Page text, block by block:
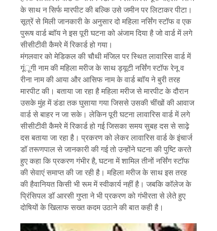
के साथ न सिर्फ मारपीट की बल्कि उसे जमीन पर लिटाकर पीटा।
सूत्रें से मिली जानकारी के अनुसार दो महिला नर्सिंग स्टॉफ व एक
पुरूष वार्ड ब्वॉय ने इस पूरी घटना को अंजाम दिया है जो वार्ड में लगे
सीसीटीवी कैमरे में रिकार्ड हो गया।
मंगलवार को मेडिकल की चौथी मंजिल पर स्थित लावारिस वार्ड में
गूंूगी नाम की महिला मरीज के साथ ड्यूटी नर्सिंग स्टॉफ रेनू व
रीना नाम की आया और आसिफ नाम के वार्ड ब्वॉय ने बुरी तरह
मारपीट की। बताया जा रहा है महिला मरीज से मारपीट के दौरान
उसके मुंह में डंडा तक घुसाया गया जिससे उसकी चींखों की आवाज
वार्ड से बाहर न जा सके। लेकिन पूरी घटना लावारिस वार्ड में लगे
सीसीटीवी कैमरे में रिकार्ड हो गई जिसका समय सुबह दस से साढ़े
दस बताया जा रहा है। प्रकरण को लेकर लावारिस वार्ड के इंचार्ज
डॉ तरूणपाल से जानकारी की गई तो उन्होंने घटना की पुष्टि करते
हुए कहा कि प्रकरण गंभीर है, घटना में शामिल तीनों नर्सिंग स्टॉफ
की सेवाएं समाप्त की जा रही है। महिला मरीज के साथ इस तरह
की हैवानियत किसी भी रूम में स्वीकार्य नहीं है। जबकि कॉलेज के
प्रिंसिपल डॉ आरसी गुप्ता ने भी प्रकरण को गंभीरता से लेते हुए
दोषियों के खिलाफ सख्त कदम उठाने की बात कही है।